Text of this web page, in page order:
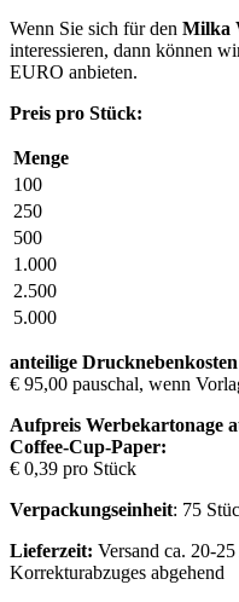
Wenn Sie sich für den Milka
interessieren, dann können
EURO anbieten.
Preis pro Stück:
Menge
100
250
500
1.000
2.500
5.000
anteilige
€ 95,00 pauschal, wenn
Aufpreis Werbekartonage
Coffee-Cup-Paper:
€ 0,39 pro Stück
Verpackungseinheit: 75
Lieferzeit: Versand ca. 20-
Korrekturabzuges abgehend